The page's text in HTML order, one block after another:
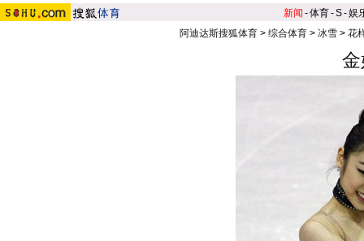
新闻 -体育-S-娱
阿迪达斯搜狐体育> 综合体育> 冰雪> 花